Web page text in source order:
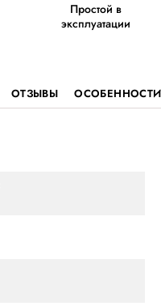
Простой в
эксплуатации
ОТЗЫВЫ ОСОБЕННОСТИ